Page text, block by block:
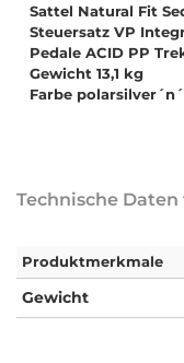
Sattel Natural Fit
Steuersatz VP
Pedale ACID PP
Gewicht 13,1 kg
Farbe
Technische Daten
Produktmerkmale
Gewicht